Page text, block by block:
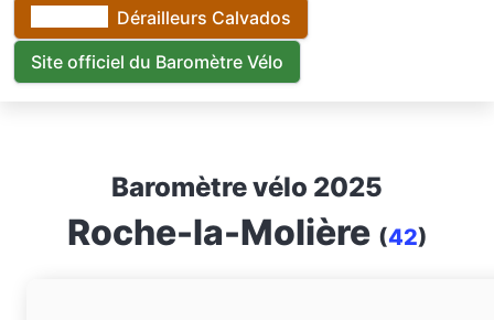
Dérailleurs Calvados
Site officiel du Baromètre Vélo
Baromètre vélo 2025
Roche-la-Molière (42)